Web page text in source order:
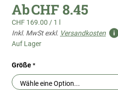
AbCHF 8.45
CHF 169.00 / 1 l
Inkl. MwSt exkl. Versandkosten
Auf Lager
Größe